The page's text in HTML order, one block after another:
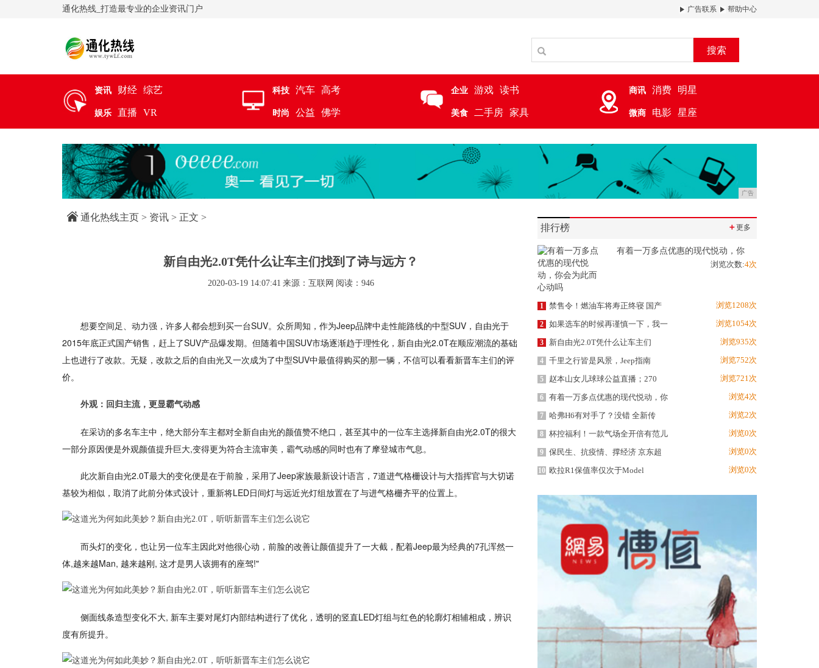
通化热线_打造最专业的企业资讯门户 广告联系 帮助中心
搜索
资讯 财经 综艺
娱乐 直播 VR
科技 汽车 高考
时尚 公益 佛学
企业 游戏 读书
美食 二手房 家具
商讯 消费 明星
微商 电影 星座
广告
通化热线主页 > 资讯 > 正文 >
新自由光2.0T凭什么让车主们找到了诗与远方？
2020-03-19 14:07:41 来源：互联网 阅读：946
想要空间足、动力强，许多人都会想到买一台SUV。众所周知，作为Jeep品牌中走性能路线的中型SUV，自由光于
2015年底正式国产销售，赶上了SUV产品爆发期。但随着中国SUV市场逐渐趋于理性化，新自由光2.0T在顺应潮流的基础
上也进行了改款。无疑，改款之后的自由光又一次成为了中型SUV中最值得购买的那一辆，不信可以看看新晋车主们的评
价。
外观：回归主流，更显霸气动感
在采访的多名车主中，绝大部分车主都对全新自由光的颜值赞不绝口，甚至其中的一位车主选择新自由光2.0T的很大
一部分原因便是外观颜值提升巨大,变得更为符合主流审美，霸气动感的同时也有了摩登城市气息。
此次新自由光2.0T最大的变化便是在于前脸，采用了Jeep家族最新设计语言，7道进气格栅设计与大指挥官与大切诺
基较为相似，取消了此前分体式设计，重新将LED日间灯与远近光灯组放置在了与进气格栅齐平的位置上。
而头灯的变化，也让另一位车主因此对他很心动，前脸的改善让颜值提升了一大截，配着Jeep最为经典的7孔浑然一
体,越来越Man, 越来越刚, 这才是男人该拥有的座驾!"
侧面线条造型变化不大, 新车主要对尾灯内部结构进行了优化，透明的竖直LED灯组与红色的轮廓灯相辅相成，辨识
度有所提升。
排行榜 ＋更多
有着一万多点优惠的现代悦动，你
浏览次数:4次
1 禁售令！燃油车将寿正终寝 国产 浏览1208次
2 如果选车的时候再谨慎一下，我一 浏览1054次
3 新自由光2.0T凭什么让车主们 浏览935次
4 千里之行皆是风景，Jeep指南 浏览752次
5 赵本山女儿球球公益直播；270 浏览721次
6 有着一万多点优惠的现代悦动，你 浏览4次
7 哈弗H6有对手了？没错 全新传 浏览2次
8 杯控福利！一款气场全开倍有范儿 浏览0次
9 保民生、抗疫情、撑经济 京东超 浏览0次
10 欧拉R1保值率仅次于Model 浏览0次